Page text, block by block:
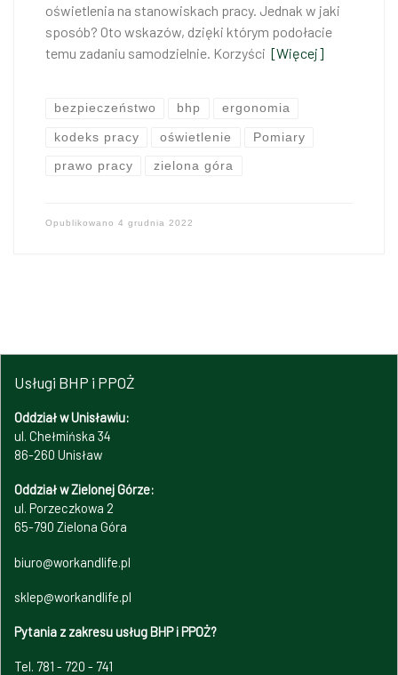
oświetlenia na stanowiskach pracy. Jednak w jaki
sposób? Oto wskazów, dzięki którym podołacie
temu zadaniu samodzielnie. Korzyści [Więcej]
bezpieczeństwo bhp ergonomia
kodeks pracy oświetlenie Pomiary
prawo pracy zielona góra
Opublikowano 4 grudnia 2022
Usługi BHP i PPOŻ
Oddział w Unisławiu:
ul. Chełmińska 34
86-260 Unisław
Oddział w Zielonej Górze:
ul. Porzeczkowa 2
65-790 Zielona Góra
biuro@workandlife.pl
sklep@workandlife.pl
Pytania z zakresu usług BHP i PPOŻ?
Tel. 781 - 720 - 741